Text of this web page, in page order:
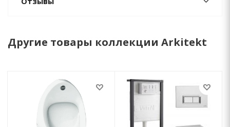
Другие товары коллекции Arkitekt